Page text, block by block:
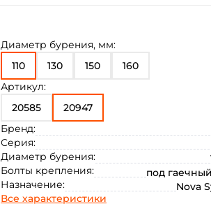
Диаметр бурения, мм:
110
130 150
160
Артикул:
20585
20947
Бренд:
Серия:
Диаметр бурения:
Болты крепления:
под
Назначение:
Nova
Все характеристики